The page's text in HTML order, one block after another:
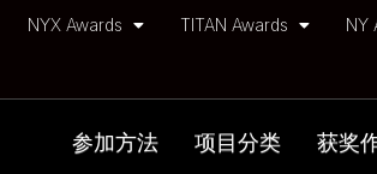
NYX Awards TITAN Awards NY
参加方法 项目分类 获奖